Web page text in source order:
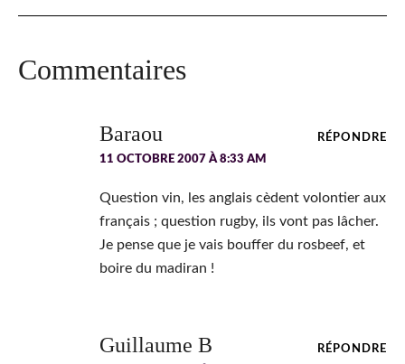
Interactions
Commentaires
Baraou
11 OCTOBRE 2007 À 8:33 AM
Question vin, les anglais cèdent volontier aux
français ; question rugby, ils vont pas lâcher.
Je pense que je vais bouffer du rosbeef, et
boire du madiran !
RÉPONDRE
Guillaume B RÉPONDRE